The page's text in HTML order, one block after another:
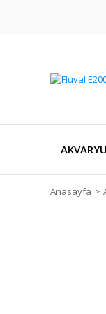
Anasayfa